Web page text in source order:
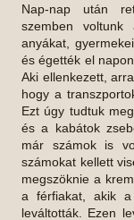
Nap-nap után
szemben
anyákat,
és égették el
Aki ellenkezett,
hogy a
Ezt úgy tudtuk
és a kabátok
már számok is
számokat kellett
megszöknie a
a férfiakat, akik a
leváltották. Ezen